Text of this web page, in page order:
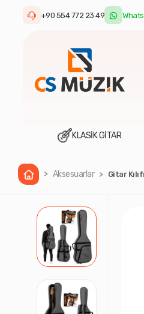
+90 554 772 23 49
KLASİK GİTAR
Ana Sayfa
Aksesuarlar Gitar